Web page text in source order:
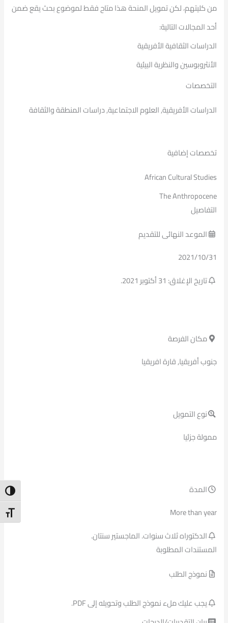
من كليتهم، لكن تمويل المنحة هذا متاح فقط لموضوع بحث يقع ضمن
أحد المجالات التالية:
الدراسات الثقافية الأفريقية
الأنثروبوسين والنظرية البيئية
التخصصات
الدراسات الأفريقية, العلوم الاجتماعية, دراسات المنطقة والثقافة
تخصصات إضافية
African Cultural Studies
The Anthropocene
التفاصيل
الموعد النهائى للتقديم
2021/10/31
تاريخ الإغلاق: 31 أكتوبر 2021.
مكان الفرصة
جنوب أفريقيا, قارة افريقيا
نوع التمويل
ممولة جزئيا
المدة
More than year
الدكتوراه ثلاث سنوات. الماجستير سنتان.
المستندات المطلوبة
نموذج الطلب
يجب عليك ملء نموذج الطلب وتحويله إلى PDF.